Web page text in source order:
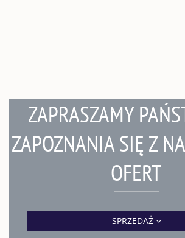
ZAPRASZAMY
ZAPOZNANIA SIĘ Z
OFERT
SPRZEDAŻ